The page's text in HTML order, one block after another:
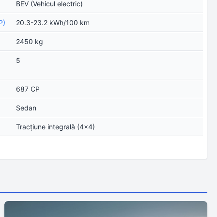
BEV (Vehicul electric)
20.3-23.2 kWh/100 km
2450 kg
5
687 CP
Sedan
Tracţiune integrală (4x4)